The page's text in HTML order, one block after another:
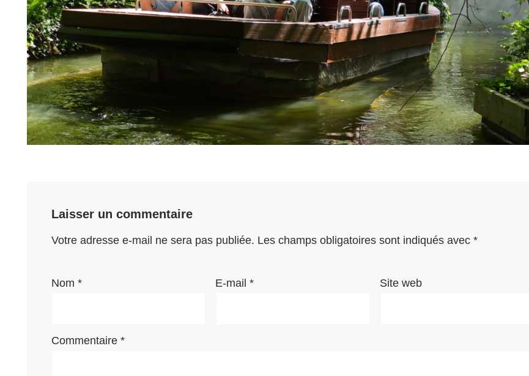
Laisser un commentaire
Votre adresse e-mail ne sera pas publiée. Les champs obligatoires sont indiqués avec *
Nom * E-mail* Site web
Commentaire *